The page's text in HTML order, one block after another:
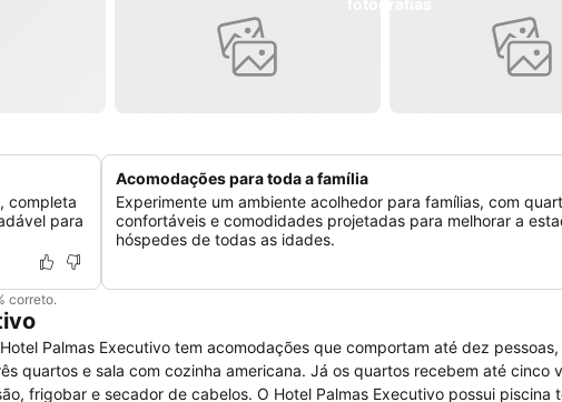
completa
para
Acomodações para toda a família
Experimente um ambiente acolhedor para famílias, com
confortáveis e comodidades projetadas para melhorar a
hóspedes de todas as idades.
correto.
Palmas Executivo tem acomodações que comportam até dez
O Hotel Palmas Executivo possui piscina térmica,